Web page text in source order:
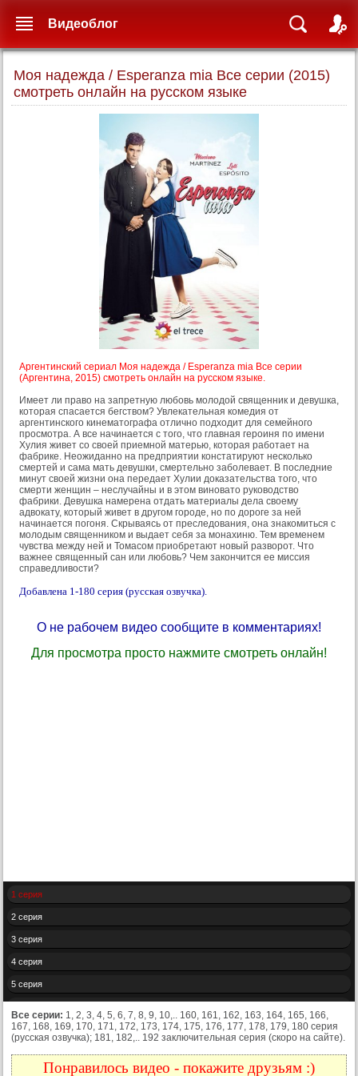
Моя надежда / Esperanza mia Все серии (2015)
смотреть онлайн на русском языке
Аргентинский сериал Моя надежда / Esperanza mia Все серии
(Аргентина, 2015) смотреть онлайн на русском языке.
Имеет ли право на запретную любовь молодой священник и девушка,
которая спасается бегством? Увлекательная комедия от
аргентинского кинематографа отлично подходит для семейного
просмотра. А все начинается с того, что главная героиня по имени
Хулия живет со своей приемной матерью, которая работает на
фабрике. Неожиданно на предприятии констатируют несколько
смертей и сама мать девушки, смертельно заболевает. В последние
минут своей жизни она передает Хулии доказательства того, что
смерти женщин – неслучайны и в этом виновато руководство
фабрики. Девушка намерена отдать материалы дела своему
адвокату, который живет в другом городе, но по дороге за ней
начинается погоня. Скрываясь от преследования, она знакомиться с
молодым священником и выдает себя за монахиню. Тем временем
чувства между ней и Томасом приобретают новый разворот. Что
важнее священный сан или любовь? Чем закончится ее миссия
справедливости?
Добавлена 1-180 серия (русская озвучка).
О не рабочем видео сообщите в комментариях!
Для просмотра просто нажмите смотреть онлайн!
1 серия
2 серия
3 серия
4 серия
5 серия
7 серия
9 серия
Все серии: 1, 2, 3, 4, 5, 6, 7, 8, 9, 10,.. 160, 161, 162, 163, 164, 165, 166,
167, 168, 169, 170, 171, 172, 173, 174, 175, 176, 177, 178, 179, 180 серия
(русская озвучка); 181, 182,.. 192 заключительная серия (скоро на сайте).
Понравилось видео - покажите друзьям :)
Видеоблог